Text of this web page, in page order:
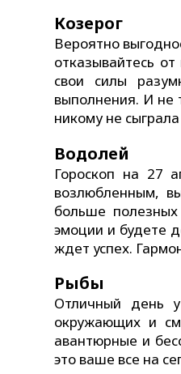
Козерог
Вероятно
отказывайтесь
свои силы
выполнения. И не
никому не сыграла
Водолей
Гороскоп на 27
возлюбленным,
больше
эмоции и будете
ждет успех.
Рыбы
Отличный день
окружающих и
авантюрные и
это ваше все на